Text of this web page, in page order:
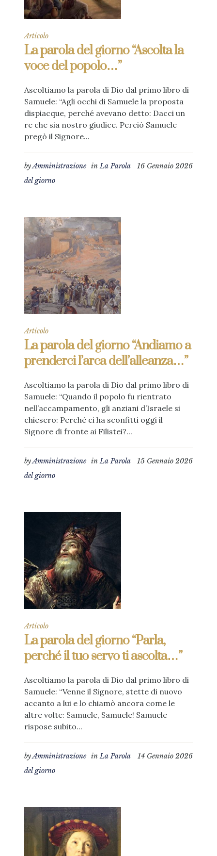
Articolo
La parola del giorno “Ascolta la
voce del popolo…”
Ascoltiamo la parola di Dio dal primo libro di
Samuele: “Agli occhi di Samuele la proposta
dispiacque, perché avevano detto: Dacci un
re che sia nostro giudice. Perciò Samuele
pregò il Signore...
16 Gennaio 2026
byAmministrazione inLa Parola
del giorno
Articolo
La parola del giorno “Andiamo a
prenderci l’arca dell’alleanza…”
Ascoltiamo la parola di Dio dal primo libro di
Samuele: “Quando il popolo fu rientrato
nell’accampamento, gli anziani d’Israele si
chiesero: Perché ci ha sconfitti oggi il
Signore di fronte ai Filistei?...
15 Gennaio 2026
byAmministrazione inLa Parola
del giorno
Articolo
La parola del giorno “Parla,
perché il tuo servo ti ascolta…”
Ascoltiamo la parola di Dio dal primo libro di
Samuele: “Venne il Signore, stette di nuovo
accanto a lui e lo chiamò ancora come le
altre volte: Samuele, Samuele! Samuele
rispose subito...
14 Gennaio 2026
byAmministrazione inLa Parola
del giorno